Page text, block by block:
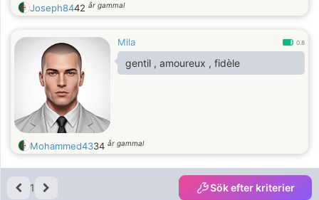
Joseph8442 år gammal
Mila 0.8
gentil , amoureux , fidèle
Mohammed4334 år gammal
1 Sök efter kriterier